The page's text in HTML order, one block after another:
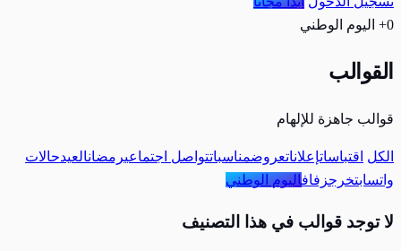
0+ اليوم الوطني
القوالب
قوالب جاهزة للإلهام
الكل اقتباساتإعلاناتعروضمناسباتتواصل اجتماعيرمضانالعيدحالات
واتسابتخرجزفافاليوم الوطني
لا توجد قوالب في هذا التصنيف